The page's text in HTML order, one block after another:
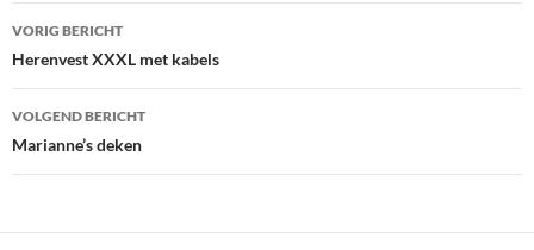
Bericht
navigatie
VORIG BERICHT
Herenvest XXXL met kabels
VOLGEND BERICHT
Marianne’s deken